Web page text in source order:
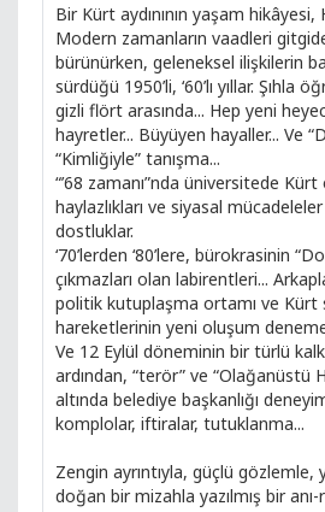
Bir Kürt aydınının yaşam hikâyesi,
Modern zamanların vaadleri
bürünürken, geleneksel ilişkilerin
sürdüğü 1950’li, ‘60’lı yıllar. Şıhla
gizli flört arasında... Hep yeni
hayretler... Büyüyen hayaller... Ve
“Kimliğiyle” tanışma...
“’68 zamanı”nda üniversitede
haylazlıkları ve siyasal
dostluklar.
‘70’lerden ‘80’lere, bürokrasinin
çıkmazları olan labirentleri...
politik kutuplaşma ortamı ve Kürt
hareketlerinin yeni oluşum
Ve 12 Eylül döneminin bir türlü
ardından, “terör” ve “Olağanüstü
altında belediye başkanlığı
komplolar, iftiralar, tutuklanma...
Zengin ayrıntıyla, güçlü gözlemle,
doğan bir mizahla yazılmış bir anı-